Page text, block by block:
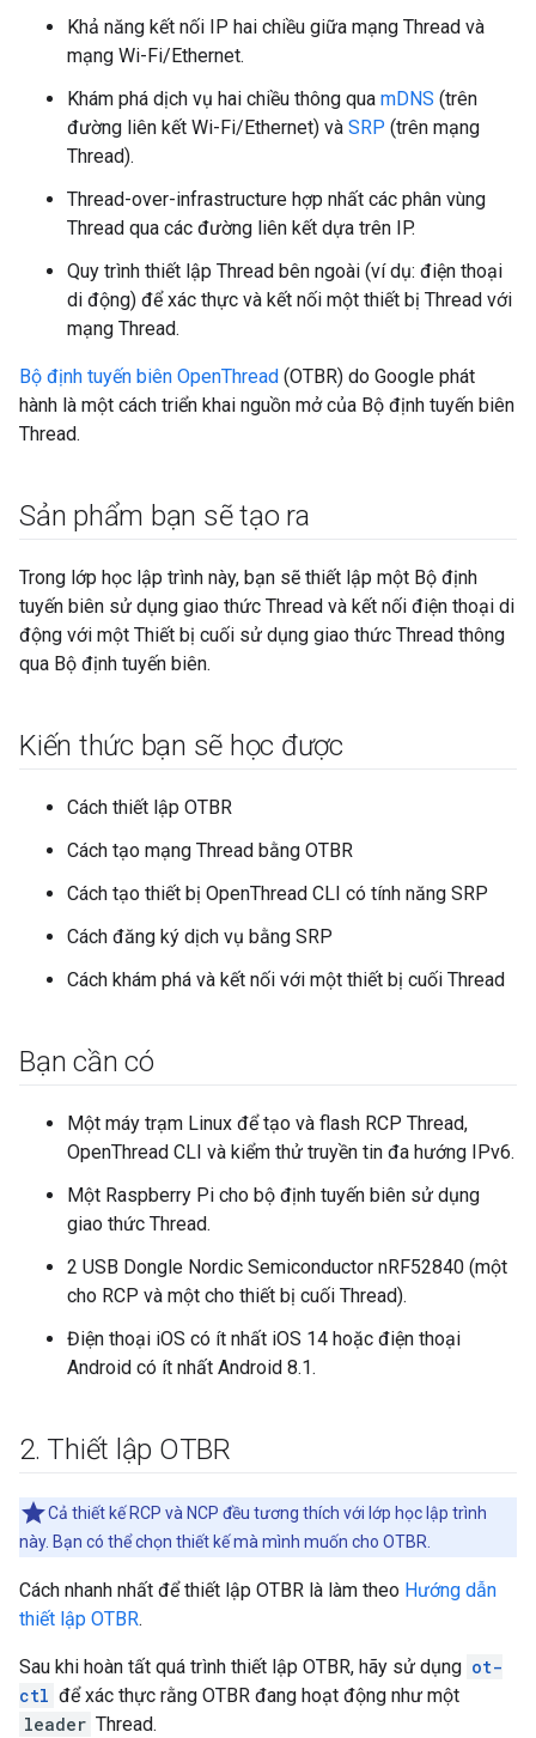
Khả năng kết nối IP hai chiều giữa mạng Thread và
mạng Wi-Fi/Ethernet.
Khám phá dịch vụ hai chiều thông qua mDNS (trên
đường liên kết Wi-Fi/Ethernet) và SRP (trên mạng
Thread).
Thread-over-infrastructure hợp nhất các phân vùng
Thread qua các đường liên kết dựa trên IP.
Quy trình thiết lập Thread bên ngoài (ví dụ: điện thoại
di động) để xác thực và kết nối một thiết bị Thread với
mạng Thread.
Bộ định tuyến biên OpenThread (OTBR) do Google phát
hành là một cách triển khai nguồn mở của Bộ định tuyến biên
Thread.
Sản phẩm bạn sẽ tạo ra
Trong lớp học lập trình này, bạn sẽ thiết lập một Bộ định
tuyến biên sử dụng giao thức Thread và kết nối điện thoại di
động với một Thiết bị cuối sử dụng giao thức Thread thông
qua Bộ định tuyến biên.
Kiến thức bạn sẽ học được
Cách thiết lập OTBR
Cách tạo mạng Thread bằng OTBR
Cách tạo thiết bị OpenThread CLI có tính năng SRP
Cách đăng ký dịch vụ bằng SRP
Cách khám phá và kết nối với một thiết bị cuối Thread
Bạn cần có
Một máy trạm Linux để tạo và flash RCP Thread,
OpenThread CLI và kiểm thử truyền tin đa hướng IPv6.
Một Raspberry Pi cho bộ định tuyến biên sử dụng
giao thức Thread.
2 USB Dongle Nordic Semiconductor nRF52840 (một
cho RCP và một cho thiết bị cuối Thread).
Điện thoại iOS có ít nhất iOS 14 hoặc điện thoại
Android có ít nhất Android 8.1.
2. Thiết lập OTBR
Cả thiết kế RCP và NCP đều tương thích với lớp học lập trình
này. Bạn có thể chọn thiết kế mà mình muốn cho OTBR.
Cách nhanh nhất để thiết lập OTBR là làm theo Hướng dẫn
thiết lập OTBR.
Sau khi hoàn tất quá trình thiết lập OTBR, hãy sử dụng ot-
ctl để xác thực rằng OTBR đang hoạt động như một
leader Thread.